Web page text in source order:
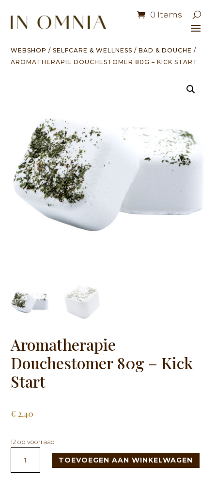
0 Items
WEBSHOP /SELFCARE & WELLNESS /BAD & DOUCHE /
AROMATHERAPIE DOUCHESTOMER 80G – KICK START
Aromatherapie
Douchestomer 80g – Kick
Start
€ 2,40
12 op voorraad
Aromatherapie
Douchestomer
80g
TOEVOEGEN AAN WINKELWAGEN